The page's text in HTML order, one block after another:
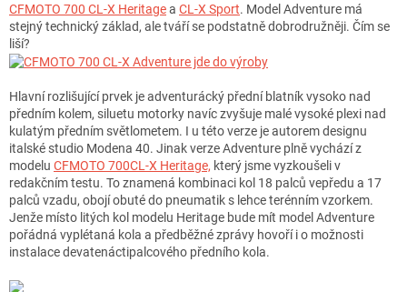
CFMOTO 700 CL-X Heritagea CL-X Sport. Model Adventure má
stejný technický základ, ale tváří se podstatně dobrodružněji. Čím se
liší?
Hlavní rozlišující prvek je adventurácký přední blatník vysoko nad
předním kolem, siluetu motorky navíc zvyšuje malé vysoké plexi nad
kulatým předním světlometem. I u této verze je autorem designu
italské studio Modena 40. Jinak verze Adventure plně vychází z
modelu CFMOTO 700CL-X Heritage, který jsme vyzkoušeli v
redakčním testu. To znamená kombinaci kol 18 palců vepředu a 17
palců vzadu, obojí obuté do pneumatik s lehce terénním vzorkem.
Jenže místo litých kol modelu Heritage bude mít model Adventure
pořádná vyplétaná kola a předběžné zprávy hovoří i o možnosti
instalace devatenáctipalcového předního kola.